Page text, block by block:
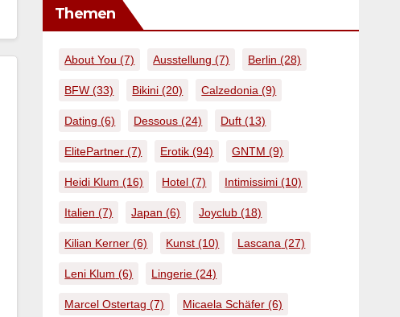
Themen
About You (7) Ausstellung (7) Berlin (28)
BFW (33) Bikini (20) Calzedonia (9)
Dating (6) Dessous (24) Duft (13)
ElitePartner (7) Erotik (94) GNTM (9)
Heidi Klum (16) Hotel (7) Intimissimi (10)
Italien (7) Japan (6) Joyclub (18)
Kilian Kerner (6) Kunst (10) Lascana (27)
Leni Klum (6) Lingerie (24)
Marcel Ostertag (7) Micaela Schäfer (6)